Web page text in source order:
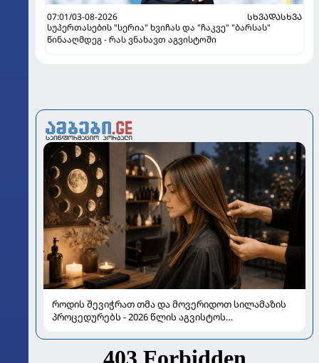
07:01/03-08-2026
ᲡᲮᲕᲐᲓᲐᲡᲮᲕᲐ
სუპერთასების "სერია" ხვიჩას და "ჩაკვე" "ბარსას"
წინააღმდეგ - რას ვნახავთ აგვისტოში
როდის შევიჭრათ თმა და მოვერიდოთ სილამაზის
პროცედურებს - 2026 წლის აგვისტოს